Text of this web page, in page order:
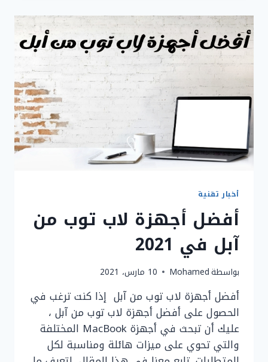
في
اقل
من
ثانية
2021
أخبار تقنية
أفضل أجهزة لاب توب من
آبل في 2021
بواسطةMohamed 10 مارس، 2021
أفضل أجهزة لاب توب من آبل إذا كنت ترغب في
الحصول على أفضل أجهزة لاب توب من آبل ،
عليك أن تبحث في أجهزة MacBook المختلفة
والتي تحوي على ميزات هائلة ومناسبة لكل